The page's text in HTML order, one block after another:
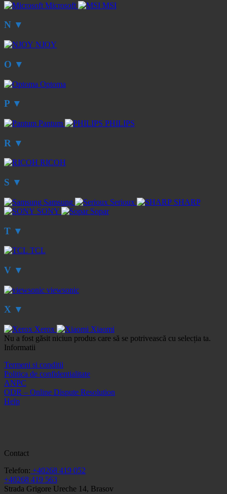
Microsoft MSI
N ▼
NJOY
O ▼
Optoma
P ▼
Pantum PHILIPS
R ▼
RICOH
S ▼
Samsung Serioux
SHARP
SONY
Sopar
T ▼
TCL
V ▼
viewsonic
X ▼
Xerox
Xiaomi
Nu a fost găsit niciun produs care să se potrivească cu selecția ta.
Informatii
Termeni si conditii
Politica de confidentialitate
ANPC
ODR – Online Dispute Resolution
Help
Contact
Telefon: +40268 419 052
+40268 419 563
Strada Grigore Ureche 14, Brasov